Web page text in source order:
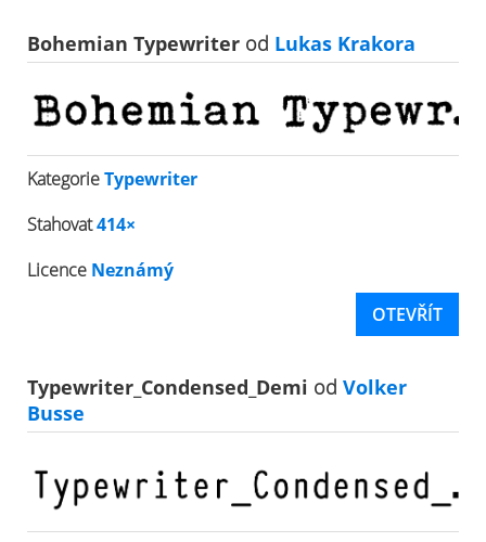
Bohemian Typewriter od Lukas Krakora
KategorieTypewriter
Stahovat414×
Licence Neznámý
OTEVŘÍT
Typewriter_Condensed_Demi od Volker
Busse